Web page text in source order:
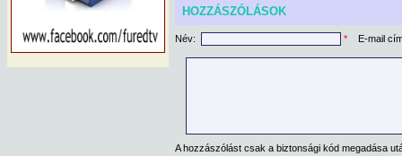
HOZZÁSZÓLÁSOK
Név: * E-mail
A hozzászólást csak a biztonsági kód megadása